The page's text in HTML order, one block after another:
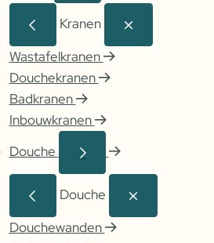
Kranen
Wastafelkranen
Douchekranen
Badkranen
Inbouwkranen
Douche
Douche
Douchewanden